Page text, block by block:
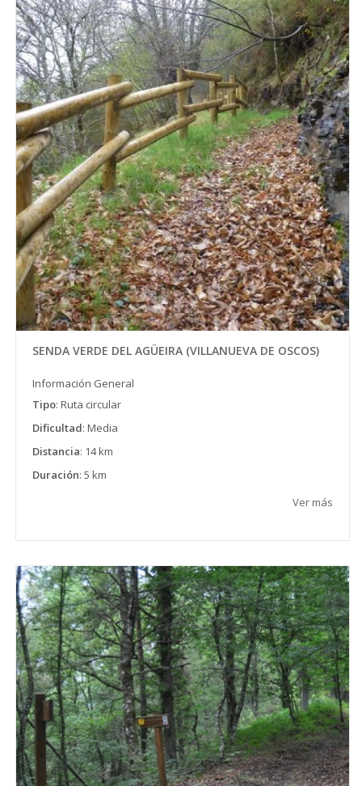
SENDA VERDE DEL AGÜEIRA (VILLANUEVA DE OSCOS)
Información General
Tipo: Ruta circular
Dificultad: Media
Distancia: 14 km
Duración: 5 km
Ver más